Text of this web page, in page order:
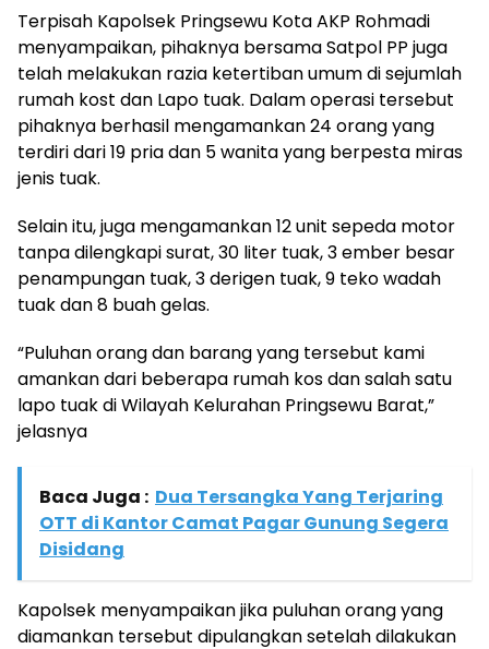
Terpisah Kapolsek Pringsewu Kota AKP Rohmadi
menyampaikan, pihaknya bersama Satpol PP juga
telah melakukan razia ketertiban umum di sejumlah
rumah kost dan Lapo tuak. Dalam operasi tersebut
pihaknya berhasil mengamankan 24 orang yang
terdiri dari 19 pria dan 5 wanita yang berpesta miras
jenis tuak.
Selain itu, juga mengamankan 12 unit sepeda motor
tanpa dilengkapi surat, 30 liter tuak, 3 ember besar
penampungan tuak, 3 derigen tuak, 9 teko wadah
tuak dan 8 buah gelas.
“Puluhan orang dan barang yang tersebut kami
amankan dari beberapa rumah kos dan salah satu
lapo tuak di Wilayah Kelurahan Pringsewu Barat,”
jelasnya
Baca Juga : Dua Tersangka Yang Terjaring
OTT di Kantor Camat Pagar Gunung Segera
Disidang
Kapolsek menyampaikan jika puluhan orang yang
diamankan tersebut dipulangkan setelah dilakukan